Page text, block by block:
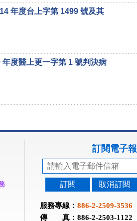
年度台上字第 1499 號及其
年度醫上更一字第 1 號判決病
訂閱電子報
訂閱 取消訂閱
服務專線： 886-2-2509-3536
傳 真：886-2-2503-1122